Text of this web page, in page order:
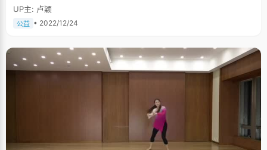
己，甚至连电脑也不碰一下。 在庞博所在的学校里，有一种邪乎的传言，说
庞博对于学习达到了疯狂的地步，虽然这有点夸张，但多少反映出了庞博学
开，冷空气钻进被窝，猛的冷一下脑子就清醒了"，庞博说，"竞争太激烈
了，没有办法改变现实，就只能努力的去适应了"。 庞博总结自己的学习经
验，那就是"弄清问懂"。"什么东西都不要一知半解，一定要弄清楚弄透彻，
看很多同学学习不太努力但是成绩很好，就是因为它们把知识弄得很清楚，
UP主: 卢颖
公益 • 2022/12/24